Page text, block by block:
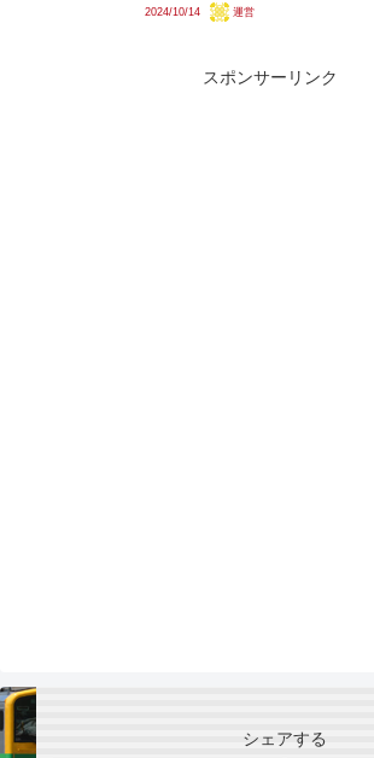
用した特急｢小江戸｣、拝島線系
2024/10/14 運営
ことですが
でしょうか。
スポンサーリンク
シェアする